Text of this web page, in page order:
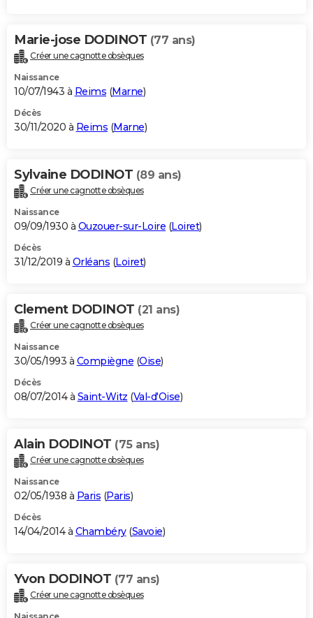
Marie-jose DODINOT (77 ans)
Créer une cagnotte obsèques
Naissance
10/07/1943 à Reims (Marne)
Décès
30/11/2020 à Reims (Marne)
Sylvaine DODINOT (89 ans)
Créer une cagnotte obsèques
Naissance
09/09/1930 à Ouzouer-sur-Loire (Loiret)
Décès
31/12/2019 à Orléans (Loiret)
Clement DODINOT (21 ans)
Créer une cagnotte obsèques
Naissance
30/05/1993 à Compiègne (Oise)
Décès
08/07/2014 à Saint-Witz (Val-d'Oise)
Alain DODINOT (75 ans)
Créer une cagnotte obsèques
Naissance
02/05/1938 à Paris (Paris)
Décès
14/04/2014 à Chambéry(Savoie)
Yvon DODINOT (77 ans)
Créer une cagnotte obsèques